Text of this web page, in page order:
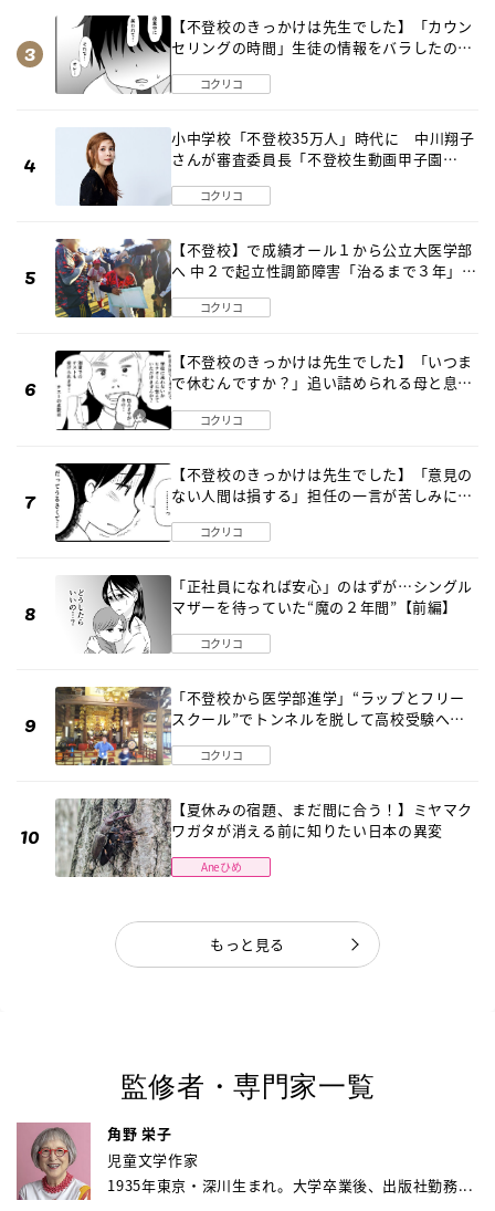
【不登校のきっかけは先生でした】「カウン
セリングの時間」生徒の情報をバラしたの
コクリコ
小中学校「不登校35万人」時代に 中川翔子
さんが審査委員長「不登校生動画甲子園
コクリコ
【不登校】で成績オール１から公立大医学部
へ 中２で起立性調節障害「治るまで３年」の
コクリコ
【不登校のきっかけは先生でした】「いつま
で休むんですか？」追い詰められる母と息子
コクリコ
【不登校のきっかけは先生でした】「意見の
ない人間は損する」担任の一言が苦しみに…
コクリコ
「正社員になれば安心」のはずが…シングル
マザーを待っていた“魔の２年間”【前編】
コクリコ
「不登校から医学部進学」“ラップとフリー
スクール”でトンネルを脱して高校受験へ
コクリコ
【夏休みの宿題、まだ間に合う！】ミヤマク
ワガタが消える前に知りたい日本の異変
Aneひめ
もっと見る
監修者・専門家一覧
角野 栄子
児童文学作家
1935年東京・深川生まれ。大学卒業後、出版社勤務...